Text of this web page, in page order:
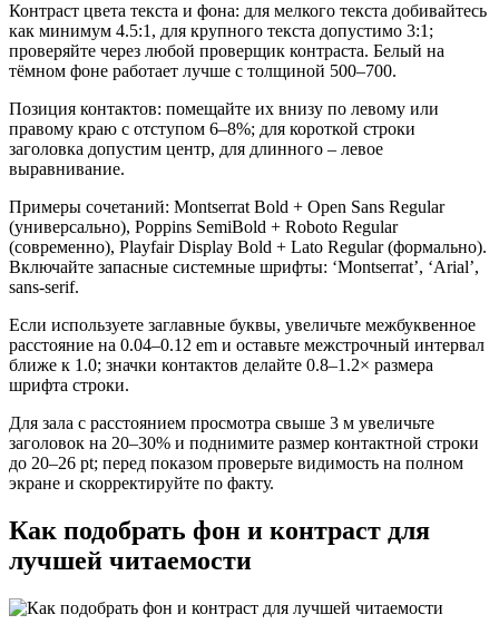
Контраст цвета текста и фона: для мелкого текста добивайтесь
как минимум 4.5:1, для крупного текста допустимо 3:1;
проверяйте через любой проверщик контраста. Белый на
тёмном фоне работает лучше с толщиной 500–700.
Позиция контактов: помещайте их внизу по левому или
правому краю с отступом 6–8%; для короткой строки
заголовка допустим центр, для длинного – левое
выравнивание.
Примеры сочетаний: Montserrat Bold + Open Sans Regular
(универсально), Poppins SemiBold + Roboto Regular
(современно), Playfair Display Bold + Lato Regular (формально).
Включайте запасные системные шрифты: ‘Montserrat’, ‘Arial’,
sans-serif.
Если используете заглавные буквы, увеличьте межбуквенное
расстояние на 0.04–0.12 em и оставьте межстрочный интервал
ближе к 1.0; значки контактов делайте 0.8–1.2× размера
шрифта строки.
Для зала с расстоянием просмотра свыше 3 м увеличьте
заголовок на 20–30% и поднимите размер контактной строки
до 20–26 pt; перед показом проверьте видимость на полном
экране и скорректируйте по факту.
Как подобрать фон и контраст для
лучшей читаемости